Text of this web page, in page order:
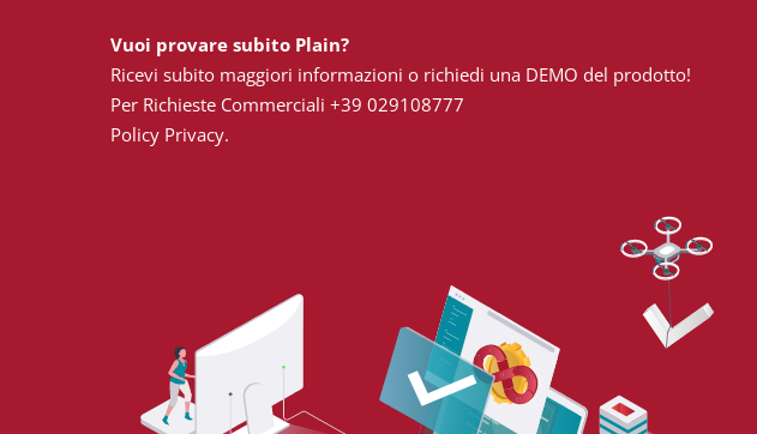
Vuoi provare subito Plain?
Ricevi subito maggiori informazioni o richiedi una DEMO del prodotto!
Per Richieste Commerciali +39 029108777
Policy Privacy.